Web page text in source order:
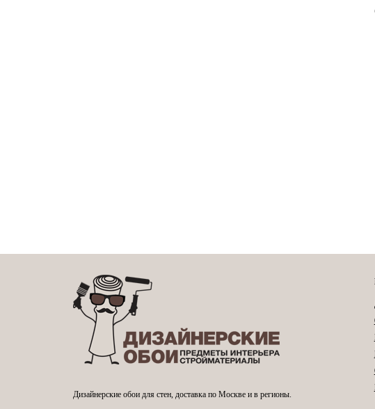
Дизайнерские обои для стен, доставка по Москве и в регионы.